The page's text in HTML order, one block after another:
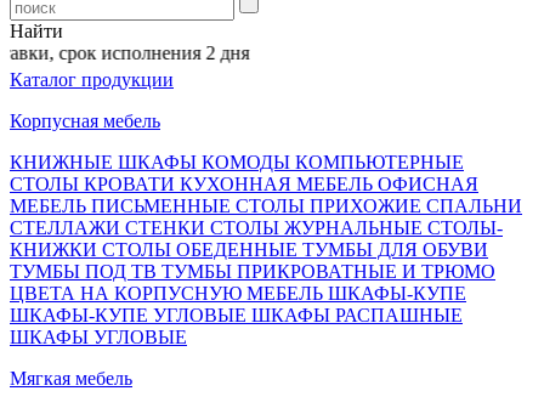
Найти
срок исполнения 2 дня
Каталог продукции
Корпусная мебель
КНИЖНЫЕ ШКАФЫ КОМОДЫ КОМПЬЮТЕРНЫЕ
СТОЛЫ КРОВАТИ КУХОННАЯ МЕБЕЛЬ ОФИСНАЯ
МЕБЕЛЬ ПИСЬМЕННЫЕ СТОЛЫ ПРИХОЖИЕ СПАЛЬНИ
СТЕЛЛАЖИ СТЕНКИ СТОЛЫ ЖУРНАЛЬНЫЕ СТОЛЫ-
КНИЖКИ СТОЛЫ ОБЕДЕННЫЕ ТУМБЫ ДЛЯ ОБУВИ
ТУМБЫ ПОД ТВ ТУМБЫ ПРИКРОВАТНЫЕ И ТРЮМО
ЦВЕТА НА КОРПУСНУЮ МЕБЕЛЬ ШКАФЫ-КУПЕ
ШКАФЫ-КУПЕ УГЛОВЫЕ ШКАФЫ РАСПАШНЫЕ
ШКАФЫ УГЛОВЫЕ
Мягкая мебель